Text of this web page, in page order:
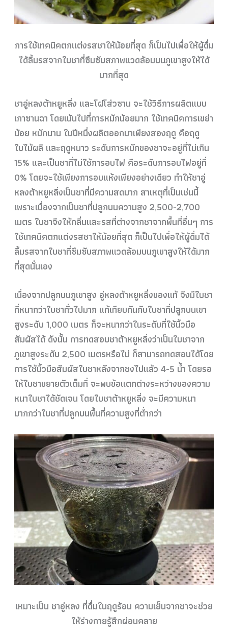
การใช้เทคนิคตกแต่งรสชาให้น้อยที่สุด ก็เป็นไปเพื่อให้ผู้ดื่ม
ได้ลิ้มรสจากใบชาที่ซึมซับสภาพแวดล้อมบนภูเขาสูงให้ได้
มากที่สุด
ชาอู่หลงต้าหยูหลิ่ง และโฝโส่วซาน จะใช้วิธีการผลิตแบบ
เกาซานฉา โดยเน้นไปที่การหมักน้อยมาก ใช้เทคนิคการเขย่า
น้อย หมักนาน ในปีหนึ่งผลิตออกมาเพียงสองฤดู คือฤดู
ใบไม้ผลิ และฤดูหนาว ระดับการหมักของชาจะอยู่ที่ไม่เกิน
15% และเป็นชาที่ไม่ใช้การอบไฟ คือระดับการอบไฟอยู่ที่
0% โดยจะใช้เพียงการอบแห้งเพียงอย่างเดียว ทำให้ชาอู่
หลงต้าหยูหลิ่งเป็นชาที่มีความสดมาก สาเหตุที่เป็นเช่นนี้
เพราะเนื่องจากเป็นชาที่ปลูกบนความสูง 2,500-2,700
เมตร ใบชาจึงให้กลิ่นและรสที่ต่างจากชาจากพื้นที่อื่นๆ การ
ใช้เทคนิคตกแต่งรสชาให้น้อยที่สุด ก็เป็นไปเพื่อให้ผู้ดื่มได้
ลิ้มรสจากใบชาที่ซึมซับสภาพแวดล้อมบนภูเขาสูงให้ได้มาก
ที่สุดนั่นเอง
เนื่องจากปลูกบนภูเขาสูง อู่หลงต้าหยูหลิ่งของแท้ จึงมีใบชา
ที่หนากว่าใบชาทั่วไปมาก แท้เทียบกันกับใบชาที่ปลูกบนเขา
สูงระดับ 1,000 เมตร ก็จะหนากว่าในระดับที่ใช้นิ้วมือ
สัมผัสได้ ดังนั้น การทดสอบชาต้าหยูหลิ่งว่าเป็นใบชาจาก
ภูเขาสูงระดับ 2,500 เมตรหรือไม่ ก็สามารถทดสอบได้โดย
การใช้นิ้วมือสัมผัสใบชาหลังจากชงไปแล้ว 4-5 น้ำ โดยรอ
ให้ใบชาขยายตัวเต็มที่ จะพบข้อแตกต่างระหว่างของความ
หนาใบชาได้ชัดเจน โดยใบชาต้าหยูหลิ่ง จะมีความหนา
มากกว่าใบชาที่ปลูกบนพื้นที่ความสูงที่ต่ำกว่า
เหมาะเป็น ชาอู่หลง ที่ดื่มในฤดูร้อน ความเย็นจากชาจะช่วย
ให้ร่างกายรู้สึกผ่อนคลาย